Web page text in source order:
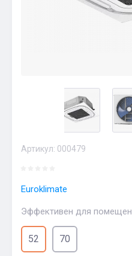
Артикул: 000479
Euroklimate
Эффективен для
52 70